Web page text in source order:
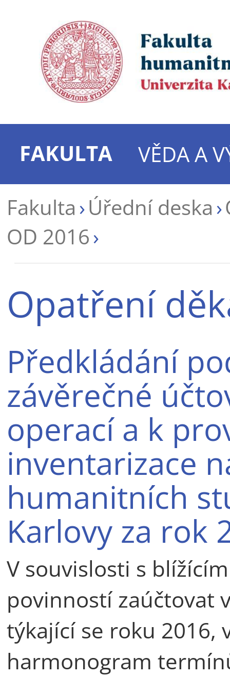
FAKULTA
VĚDA A
Fakulta Úřední deska
OD 2016
Opatření
Předkládání
závěrečné
operací a k
inventarizace
humanitních
Karlovy za rok
V souvislosti s
povinností zaúčtovat
týkající se roku 2016,
harmonogram